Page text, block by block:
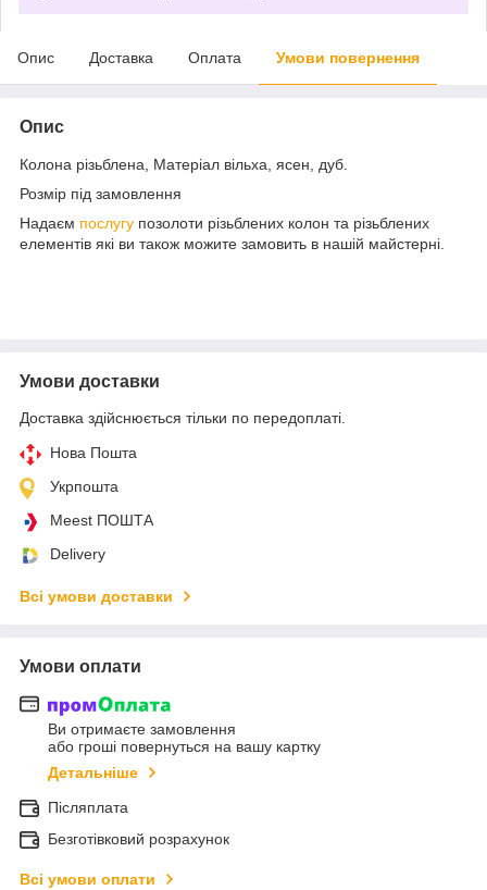
Опис Доставка Оплата Умови повернення
Опис
Колона різьблена, Матеріал вільха, ясен, дуб.
Розмір під замовлення
Надаєм послугу позолоти різьблених колон та різьблених
елементів які ви також можите замовить в нашій майстерні.
Умови доставки
Доставка здійснюється тільки по передоплаті.
Нова Пошта
Укрпошта
Meest ПОШТА
Delivery
Всі умови доставки
Умови оплати
Ви отримаєте замовлення
або гроші повернуться на вашу картку
Детальніше
Післяплата
Безготівковий розрахунок
Всі умови оплати